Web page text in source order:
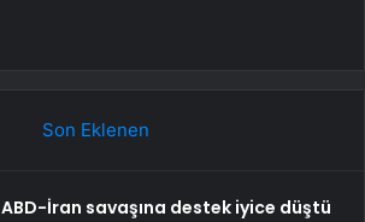
Son Eklenen
ABD-İran savaşına destek iyice düştü